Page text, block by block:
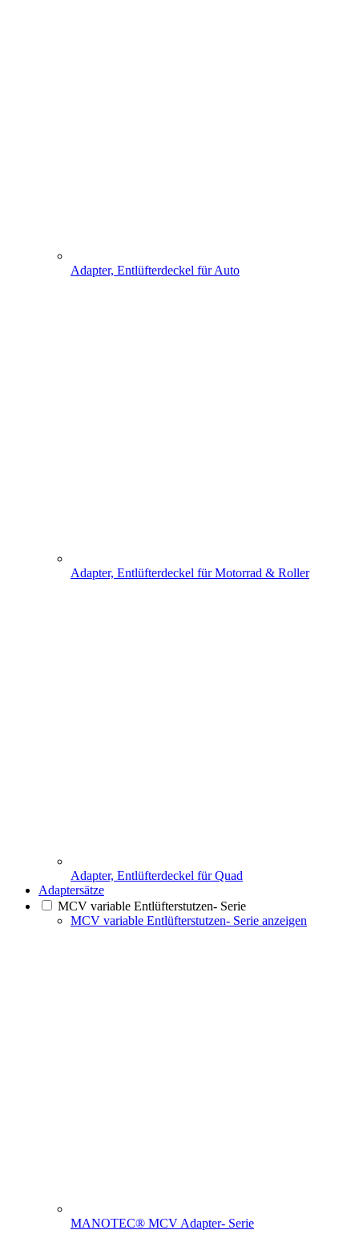
Adapter, Entlüfterdeckel für Auto
Adapter, Entlüfterdeckel für Motorrad & Roller
Adapter, Entlüfterdeckel für Quad
Adaptersätze
MCV variable Entlüfterstutzen- Serie
MCV variable Entlüfterstutzen- Serie anzeigen
MANOTEC® MCV Adapter- Serie